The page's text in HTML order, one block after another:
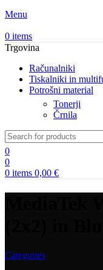
Menu
0 items
Trgovina
Računalniki
Tiskalniki in
Potrošni material
Tonerji
Črnila
0
0
0 items 0,00 €
Categories